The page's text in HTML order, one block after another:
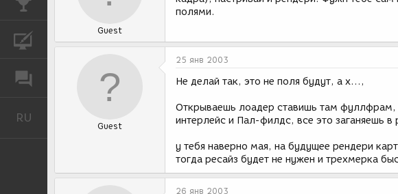
RU
Guest
полями.
Guest
25 янв 2003
Не делай так, это не поля будут, а х...,
Открываешь лоадер ставишь там
интерлейс и Пал-филдс, все это заганяешь
у тебя наверно мая, на будущее рендери
тогда ресайз будет не нужен и трехмерка
26 янв 2003